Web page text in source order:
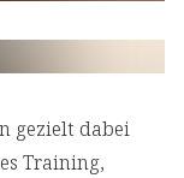
gezielt dabei
Training,